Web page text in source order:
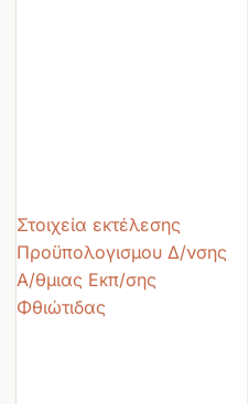
Στοιχεία εκτέλεσης
Προϋπολογισμου Δ/νσης
Α/θμιας Εκπ/σης
Φθιώτιδας